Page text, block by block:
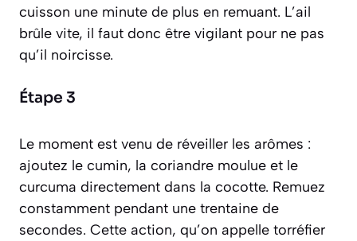
cuisson une minute de plus en remuant. L’ail
brûle vite, il faut donc être vigilant pour ne pas
qu’il noircisse.
Étape 3
Le moment est venu de réveiller les arômes :
ajoutez le cumin, la coriandre moulue et le
curcuma directement dans la cocotte. Remuez
constamment pendant une trentaine de
secondes. Cette action, qu’on appelle torréfier